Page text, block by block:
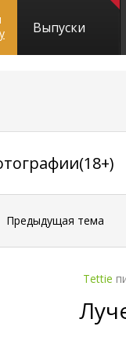
Выпуски
Предыдущая тема
Tettie